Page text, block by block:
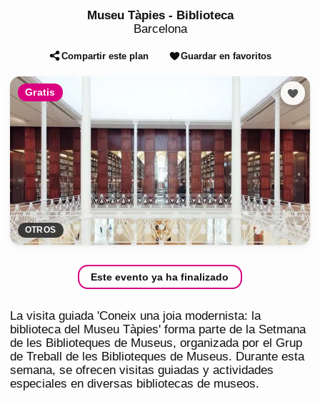
Museu Tàpies - Biblioteca
Barcelona
Compartir este plan Guardar en favoritos
Gratis
OTROS
Este evento ya ha finalizado
La visita guiada 'Coneix una joia modernista: la
biblioteca del Museu Tàpies' forma parte de la Setmana
de les Biblioteques de Museus, organizada por el Grup
de Treball de les Biblioteques de Museus. Durante esta
semana, se ofrecen visitas guiadas y actividades
especiales en diversas bibliotecas de museos.